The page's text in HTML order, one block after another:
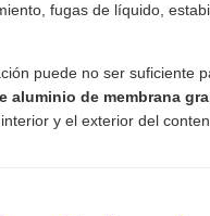
fugas de líquido,
puede no ser suficiente
aluminio de membrana
y el exterior del